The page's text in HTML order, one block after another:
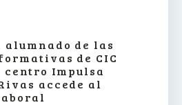
alumnado de las
de CIC
centro Impulsa
accede al